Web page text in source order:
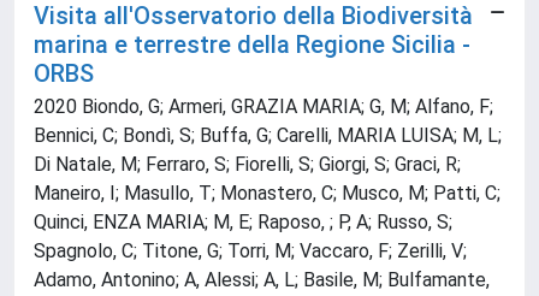
Visita all'Osservatorio della Biodiversità
marina e terrestre della Regione Sicilia -
ORBS
2020 Biondo, G; Armeri, GRAZIA MARIA; G, M; Alfano, F;
Bennici, C; Bondì, S; Buffa, G; Carelli, MARIA LUISA; M, L;
Di Natale, M; Ferraro, S; Fiorelli, S; Giorgi, S; Graci, R;
Maneiro, I; Masullo, T; Monastero, C; Musco, M; Patti, C;
Quinci, ENZA MARIA; M, E; Raposo, ; P, A; Russo, S;
Spagnolo, C; Titone, G; Torri, M; Vaccaro, F; Zerilli, V;
Adamo, Antonino; A, Alessi; A, L; Basile, M; Bulfamante,